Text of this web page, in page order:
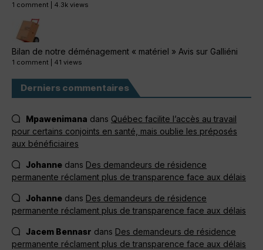
1 comment 4.3k views
Bilan de notre déménagement « matériel » Avis sur Galliéni
1 comment 41 views
Derniers commentaires
Mpawenimana dans Québec facilite l’accès au travail
pour certains conjoints en santé, mais oublie les préposés
aux bénéficiaires
Johanne dans Des demandeurs de résidence
permanente réclament plus de transparence face aux délais
Johanne dans Des demandeurs de résidence
permanente réclament plus de transparence face aux délais
Jacem Bennasr dans Des demandeurs de résidence
permanente réclament plus de transparence face aux délais